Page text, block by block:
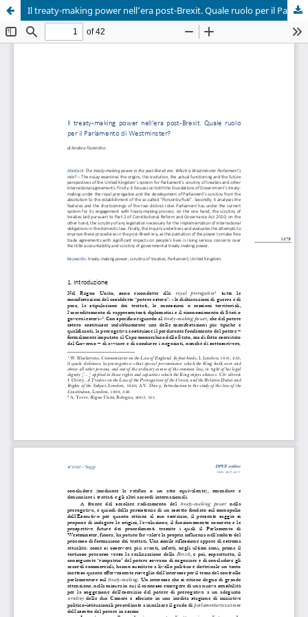
Il treaty-making power nell’era post-Brexit. Quale ruolo per il Parlamento di Westminster?